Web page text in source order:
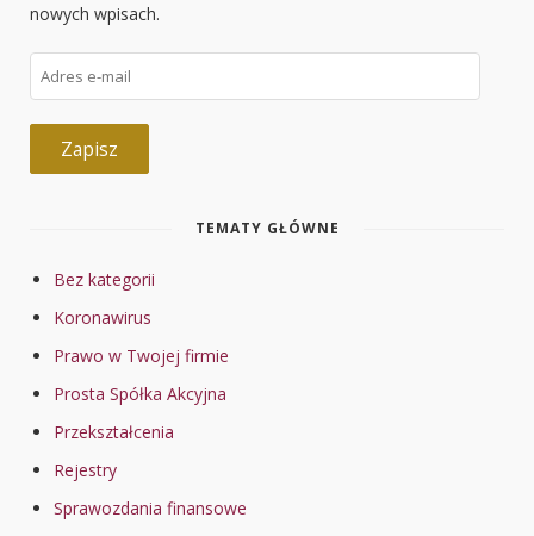
nowych wpisach.
Adres
e-
mail
Zapisz
TEMATY GŁÓWNE
Bez kategorii
Koronawirus
Prawo w Twojej firmie
Prosta Spółka Akcyjna
Przekształcenia
Rejestry
Sprawozdania finansowe